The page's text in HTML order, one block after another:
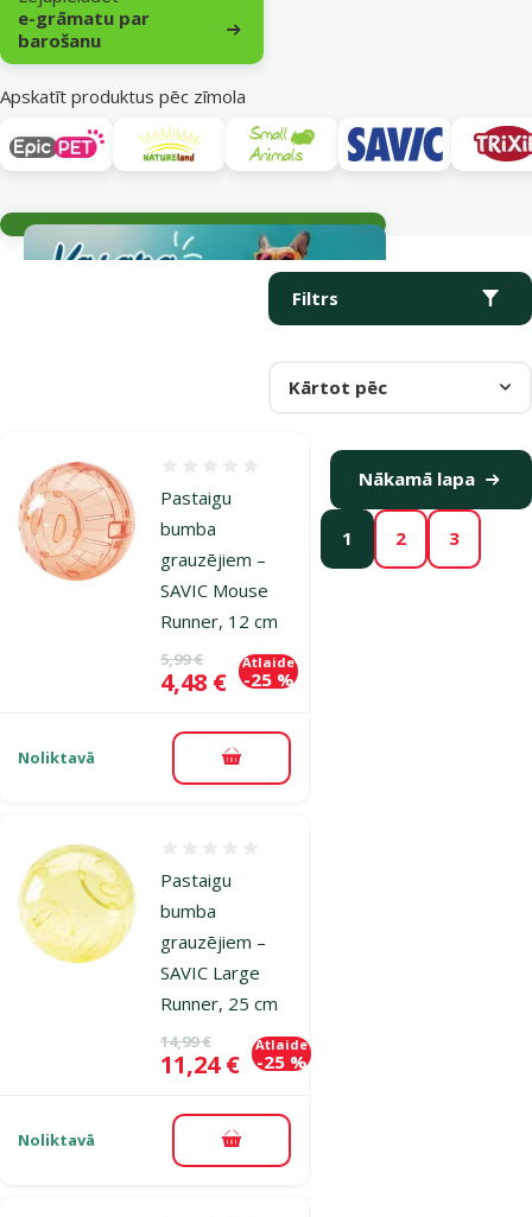
e-grāmatu par
barošanu
Apskatīt produktus pēc zīmola
Parametriskais filtrs
Filtrs
Atlasītie filtri
Kārtot pēc
Produkti kategorijā Grauzēju rotaļlietas
Pastaigu
bumba
grauzējiem –
SAVIC Mouse
Runner, 12 cm
Oriģinālā cena
5,99 €
Cena
4,48 €
Atlaide
-25 %
Noliktavā Pievienot grozam
Pastaigu
bumba
grauzējiem –
SAVIC Large
Runner, 25 cm
Oriģinālā cena
14,99 €
Cena
11,24 €
Atlaide
-25 %
Noliktavā Pievienot grozam
1 2 3
Nākamā lapa